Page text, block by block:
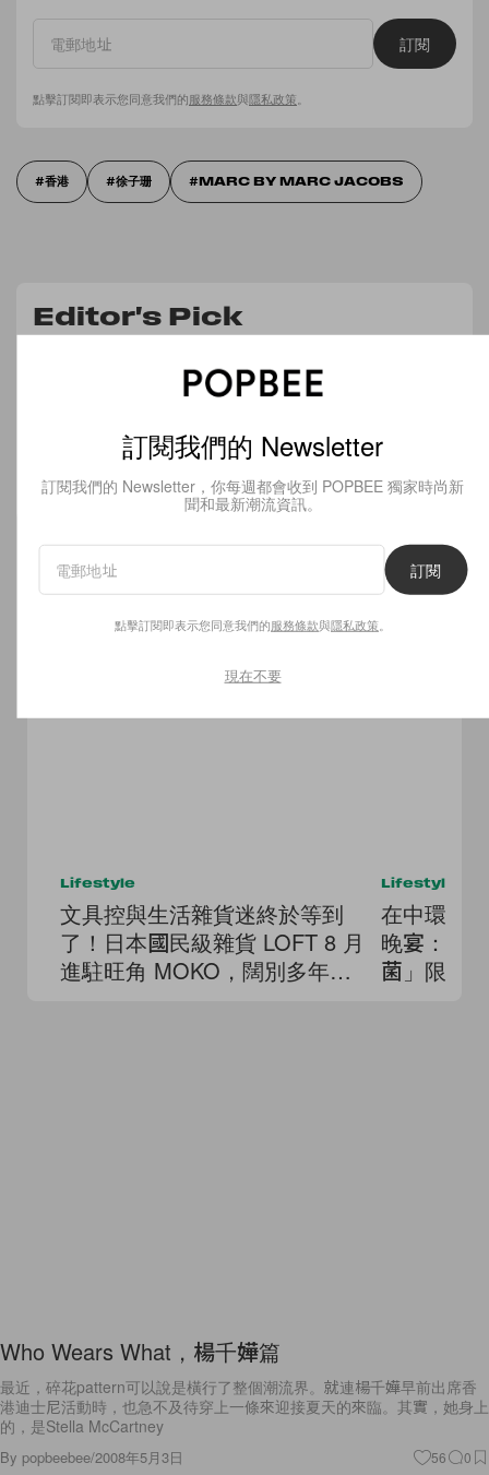
訂閱
點擊訂閱即表示您同意我們的服務條款與隱私政策
香港 徐子珊 MARC BY MARC JACOBS
Editor's Pick
我們用到「鐵片」的彩妝空空賞
too cool for school 修容盤
Related Articles
Lifestyle
文具控與生活雜貨迷終於等到
了！日本國民級雜貨 LOFT 8 月
進駐旺角 MOKO，闊別多年重
Lifestyle
在中環舊
晚宴：卅
菌」限定
Who Wears What，楊千嬅篇
最近，碎花pattern可以說是橫行了整個潮流界。就連楊千嬅早前出席香
港迪士尼活動時，也急不及待穿上一條來迎接夏天的來臨。其實，她身上
的，是Stella McCartney
By popbeebee/2008年5月3日 56 0
訂閱我們的 Newsletter
訂閱我們的 Newsletter，你每週都會收到 POPBEE 獨家時尚新
聞和最新潮流資訊。
訂閱
點擊訂閱即表示您同意我們的服務條款與隱私政策
現在不要